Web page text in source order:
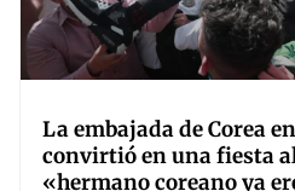
La embajada de Corea
convirtió en una fiesta
«hermano coreano ya